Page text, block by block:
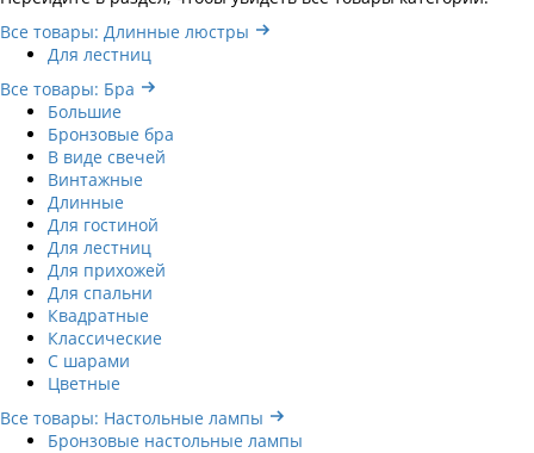
Все товары: Длинные люстры
Для лестниц
Все товары: Бра
Большие
Бронзовые бра
В виде свечей
Винтажные
Длинные
Для гостиной
Для лестниц
Для прихожей
Для спальни
Квадратные
Классические
С шарами
Цветные
Все товары: Настольные лампы
Бронзовые настольные лампы